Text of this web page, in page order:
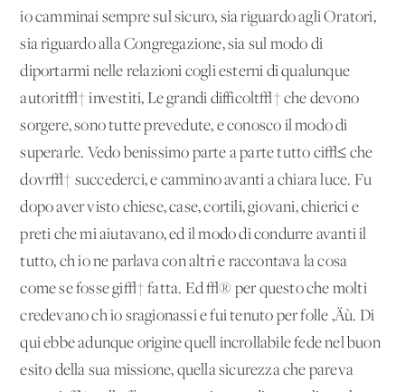
io camminai sempre sul sicuro, sia riguardo agli Oratori,
sia riguardo alla Congregazione, sia sul modo di
diportarmi nelle relazioni cogli esterni di qualunque
autorit√† investiti, Le grandi difficolt√† che devono
sorgere, sono tutte prevedute, e conosco il modo di
superarle. Vedo benissimo parte a parte tutto ci√≤ che
dovr√† succederci, e cammino avanti a chiara luce. Fu
dopo aver visto chiese, case, cortili, giovani, chierici e
preti che mi aiutavano, ed il modo di condurre avanti il
tutto, ch'io ne parlava con altri e raccontava la cosa
come se fosse gi√† fatta. Ed √® per questo che molti
credevano ch'io sragionassi e fui tenuto per folle ‚Äù. Di
qui ebbe adunque origine quell'incrollabile fede nel buon
esito della sua missione, quella sicurezza che pareva